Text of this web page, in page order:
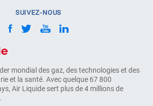
mondial des gaz, des technologies et des
et la santé. Avec quelque 67 800
Air Liquide sert plus de 4 millions de
SUIVEZ-NOUS